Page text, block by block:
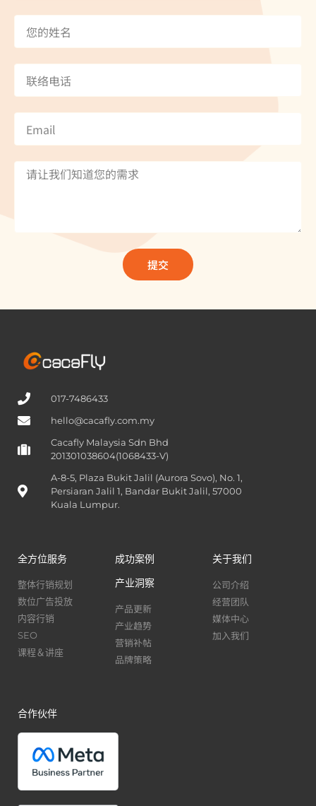
提交
017-7486433
hello@cacafly.com.my
Cacafly Malaysia Sdn Bhd
201301038604(1068433-V)
A-8-5, Plaza Bukit Jalil (Aurora Sovo), No. 1,
Persiaran Jalil 1, Bandar Bukit Jalil, 57000
Kuala Lumpur.
全方位服务
整体行销规划
数位广告投放
内容行销
SEO
课程＆讲座
成功案例
产业洞察
产品更新
产业趋势
营销补帖
品牌策略
关于我们
公司介绍
经营团队
媒体中心
加入我们
合作伙伴